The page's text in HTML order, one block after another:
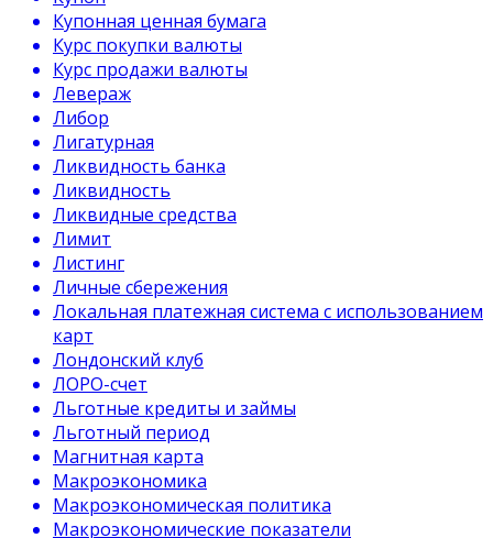
Купонная ценная бумага
Курс покупки валюты
Курс продажи валюты
Левераж
Либор
Лигатурная
Ликвидность банка
Ликвидность
Ликвидные средства
Лимит
Листинг
Личные сбережения
Локальная платежная система с использованием
карт
Лондонский клуб
ЛОРО-счет
Льготные кредиты и займы
Льготный период
Магнитная карта
Макроэкономика
Макроэкономическая политика
Макроэкономические показатели